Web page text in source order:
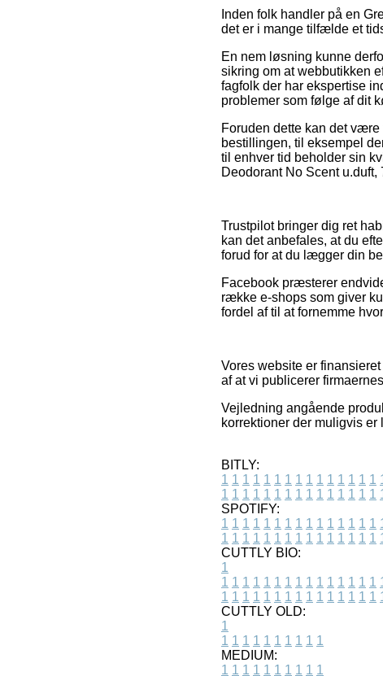
Inden folk handler på en
det er i mange tilfælde et
En nem løsning kunne
sikring om at webbutikken
fagfolk der har ekspertise
problemer som følge af dit
Foruden dette kan det
bestillingen, til eksempel
til enhver tid beholder sin
Deodorant No Scent
Trustpilot bringer dig ret
kan det anbefales, at du
forud for at du lægger din
Facebook præsterer
række e-shops som giver
fordel af til at fornemme
Vores website er
af at vi publicerer
Vejledning angående
korrektioner der muligvis er
BITLY:
1 1 1 1 1 1 1 1 1 1 1 1 1 1 1
1 1 1 1 1 1 1 1 1 1 1 1 1 1 1
SPOTIFY:
1 1 1 1 1 1 1 1 1 1 1 1 1 1 1
1 1 1 1 1 1 1 1 1 1 1 1 1 1 1
CUTTLY BIO:
1
1 1 1 1 1 1 1 1 1 1 1 1 1 1 1
1 1 1 1 1 1 1 1 1 1 1 1 1 1 1
CUTTLY OLD:
1
1 1 1 1 1 1 1 1 1 1
MEDIUM:
1 1 1 1 1 1 1 1 1 1